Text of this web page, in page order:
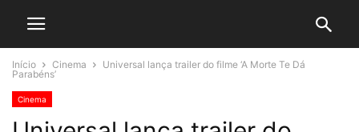
Início Cinema
Universal lança trailer do filme ‘A Morte Te Dá
Parabéns’
Cinema